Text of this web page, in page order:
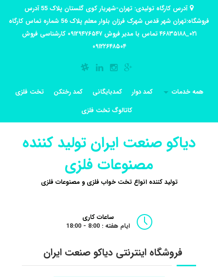
آدرس کارگاه تولیدی: تهران-شهریار کوی گلستان پلاک 55 آدرس
فروشگاه:تهران شهر قدس شهرک فرزان بلوار معلم پلاک 56 شماره تماس کارگاه
۰۲۱_۴۶۸۳۵۱۸۸ تماس با مدیر فروش ۰۹۱۲۹۴۷۶۵۴۷ کارشناسی فروش
۰۹۱۲۲۶۴۸۵۰۴
همه خدمات کمد دوار کمدبایگانی کمد رختکن
تخت فلزی
کاتالوگ تخت فلزی
دیاکو صنعت ایران تولید کننده
مصنوعات فلزی
تولید کننده انواع تخت خواب فلزی و مصنوعات فلزی
ساعات کاری
ایام هفته : 8:00 - 18:00
فروشگاه اینترنتی دیاکو صنعت ایران